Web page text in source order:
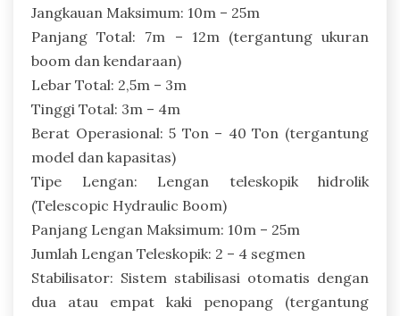
Jangkauan Maksimum: 10m – 25m
Panjang Total: 7m – 12m (tergantung ukuran
boom dan kendaraan)
Lebar Total: 2,5m – 3m
Tinggi Total: 3m – 4m
Berat Operasional: 5 Ton – 40 Ton (tergantung
model dan kapasitas)
Tipe Lengan: Lengan teleskopik hidrolik
(Telescopic Hydraulic Boom)
Panjang Lengan Maksimum: 10m – 25m
Jumlah Lengan Teleskopik: 2 – 4 segmen
Stabilisator: Sistem stabilisasi otomatis dengan
dua atau empat kaki penopang (tergantung